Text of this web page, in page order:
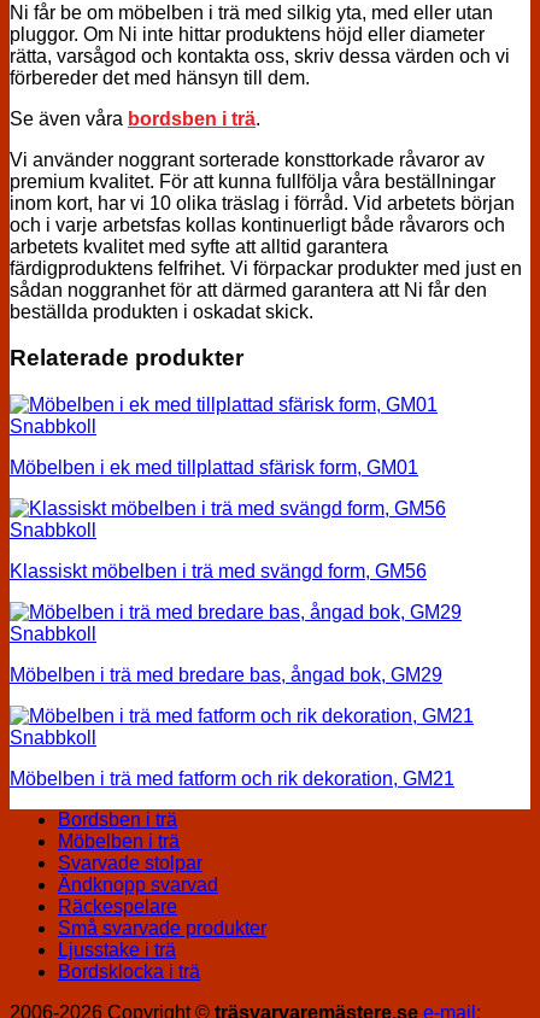
Ni får be om möbelben i trä med silkig yta, med eller utan
pluggor. Om Ni inte hittar produktens höjd eller diameter
rätta, varsågod och kontakta oss, skriv dessa värden och vi
förbereder det med hänsyn till dem.
Se även våra bordsben i trä.
Vi använder noggrant sorterade konsttorkade råvaror av
premium kvalitet. För att kunna fullfölja våra beställningar
inom kort, har vi 10 olika träslag i förråd. Vid arbetets början
och i varje arbetsfas kollas kontinuerligt både råvarors och
arbetets kvalitet med syfte att alltid garantera
färdigproduktens felfrihet. Vi förpackar produkter med just en
sådan noggranhet för att därmed garantera att Ni får den
beställda produkten i oskadat skick.
Relaterade produkter
Snabbkoll
Möbelben i ek med tillplattad sfärisk form, GM01
Snabbkoll
Klassiskt möbelben i trä med svängd form, GM56
Snabbkoll
Möbelben i trä med bredare bas, ångad bok, GM29
Snabbkoll
Möbelben i trä med fatform och rik dekoration, GM21
Bordsben i trä
Möbelben i trä
Svarvade stolpar
Ändknopp svarvad
Räckespelare
Små svarvade produkter
Ljusstake i trä
Bordsklocka i trä
2006-2026 Copyright © träsvarvaremästere.se e-mail: